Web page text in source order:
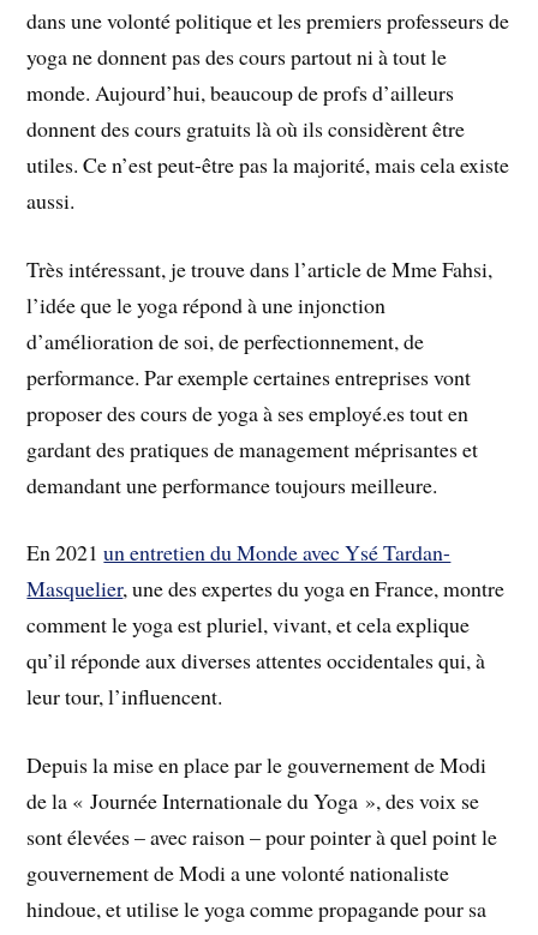
dans une volonté politique et les premiers professeurs de
yoga ne donnent pas des cours partout ni à tout le
monde. Aujourd’hui, beaucoup de profs d’ailleurs
donnent des cours gratuits là où ils considèrent être
utiles. Ce n’est peut-être pas la majorité, mais cela existe
aussi.
Très intéressant, je trouve dans l’article de Mme Fahsi,
l’idée que le yoga répond à une injonction
d’amélioration de soi, de perfectionnement, de
performance. Par exemple certaines entreprises vont
proposer des cours de yoga à ses employé.es tout en
gardant des pratiques de management méprisantes et
demandant une performance toujours meilleure.
En 2021un entretien du Monde avec Ysé Tardan-
Masquelier, une des expertes du yoga en France, montre
comment le yoga est pluriel, vivant, et cela explique
qu’il réponde aux diverses attentes occidentales qui, à
leur tour, l’influencent.
Depuis la mise en place par le gouvernement de Modi
de la « Journée Internationale du Yoga », des voix se
sont élevées – avec raison – pour pointer à quel point le
gouvernement de Modi a une volonté nationaliste
hindoue, et utilise le yoga comme propagande pour sa